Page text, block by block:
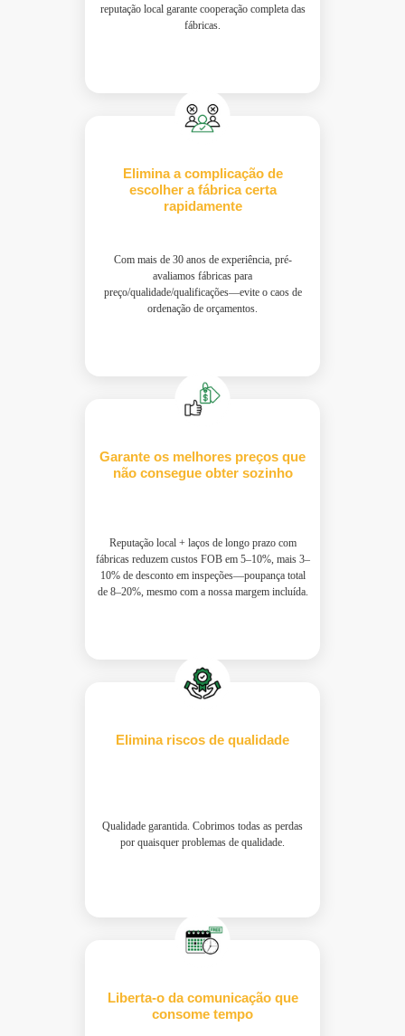
reputação local garante cooperação completa das
fábricas.
Elimina a complicação de
escolher a fábrica certa
rapidamente
Com mais de 30 anos de experiência, pré-
avaliamos fábricas para
preço/qualidade/qualificações—evite o caos de
ordenação de orçamentos.
Garante os melhores preços que
não consegue obter sozinho
Reputação local + laços de longo prazo com
fábricas reduzem custos FOB em 5–10%, mais 3–
10% de desconto em inspeções—poupança total
de 8–20%, mesmo com a nossa margem incluída.
Elimina riscos de qualidade
Qualidade garantida. Cobrimos todas as perdas
por quaisquer problemas de qualidade.
Liberta-o da comunicação que
consome tempo